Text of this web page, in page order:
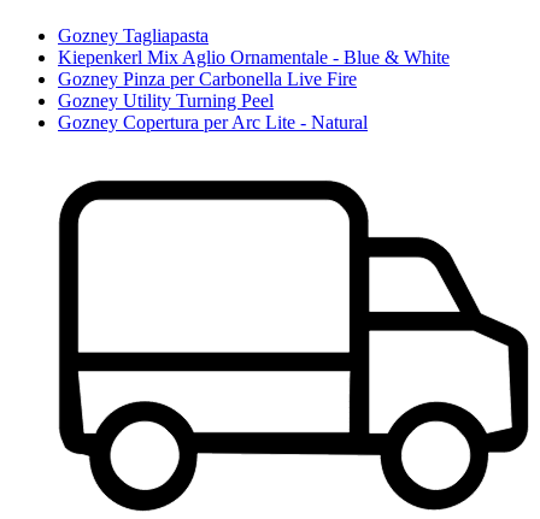
Gozney Tagliapasta
Kiepenkerl Mix Aglio Ornamentale - Blue & White
Gozney Pinza per Carbonella Live Fire
Gozney Utility Turning Peel
Gozney Copertura per Arc Lite - Natural